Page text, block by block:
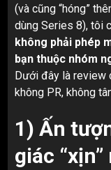
(và cũng “hóng”
dùng Series 8), tôi
không phải phép
bạn thuộc nhóm
Dưới đây là review
không PR, không
1) Ấn
giác